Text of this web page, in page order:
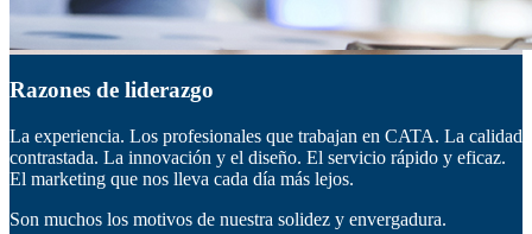
Razones de liderazgo
La experiencia. Los profesionales que trabajan en CATA. La calidad
contrastada. La innovación y el diseño. El servicio rápido y eficaz.
El marketing que nos lleva cada día más lejos.
Son muchos los motivos de nuestra solidez y envergadura.